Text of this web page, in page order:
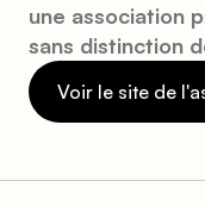
une association
sans distinction
Voir le site de